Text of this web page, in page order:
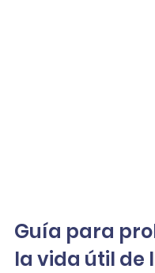
Guía para
la vida útil de